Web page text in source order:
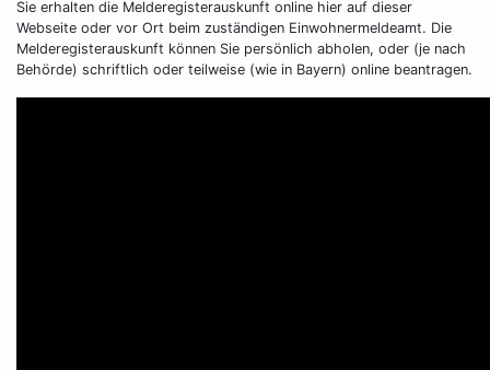
Sie erhalten die Melderegisterauskunft online hier auf dieser
Webseite oder vor Ort beim zuständigen Einwohnermeldeamt. Die
Melderegisterauskunft können Sie persönlich abholen, oder (je nach
Behörde) schriftlich oder teilweise (wie in Bayern) online beantragen.